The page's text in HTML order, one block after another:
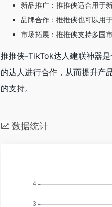
新品推广：推推侠适合用于
品牌合作：推推侠也可以用
市场拓展：推推侠支持多国
推推侠-TikTok达人建联神器
的达人进行合作，从而提升产
的支持。
数据统计